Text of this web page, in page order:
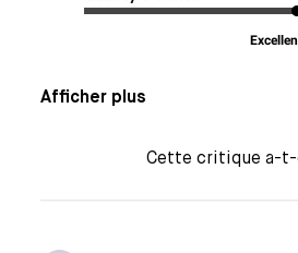
Afficher plus
Cette critique a-